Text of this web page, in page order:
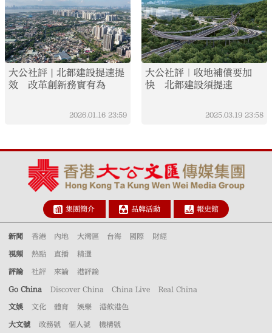
大公社評 | 北都建設提速提
效 改革創新務實有為
2026.01.16 23:59
大公社評｜收地補償要加
快 北都建設須提速
2025.03.19 23:58
集團簡介 品牌活動 報史館
新聞 香港 內地 大灣區 台海 國際 財經
視頻 熱點 直播 精選
評論 社評 來論 港評論
Go China Discover China China Live Real China
文娛 文化 體育 娛樂 港飲港色
大文號 政務號 個人號 機構號